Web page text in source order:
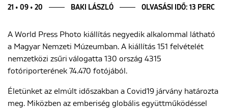
Interjú
Esszé
Blog
Rólunk
21 • 09 • 20 BAKI LÁSZLÓ OLVASÁSI IDŐ: 13 PERC
A World Press Photo kiállítás negyedik alkalommal látható
a Magyar Nemzeti Múzeumban. A kiállítás 151 felvételét
nemzetközi zsűri válogatta 130 ország 4315
fotóriporterének 74.470 fotójából.
Életünket az elmúlt időszakban a Covid19 járvány határozta
meg. Miközben az emberiség globális együttműködéssel